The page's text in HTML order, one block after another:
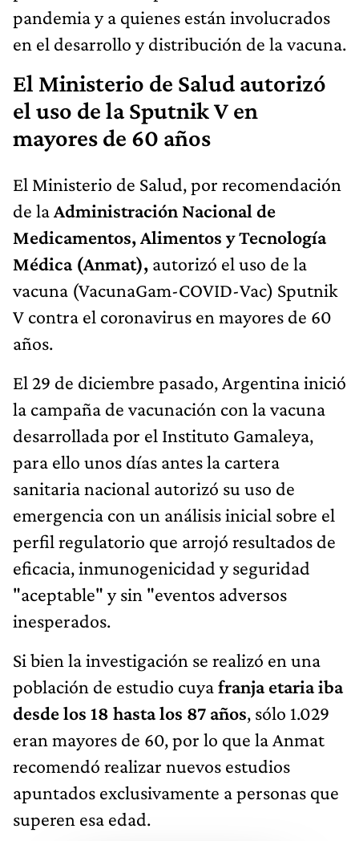
pandemia y a quienes están involucrados
en el desarrollo y distribución de la vacuna.
El Ministerio de Salud autorizó
el uso de la Sputnik V en
mayores de 60 años
El Ministerio de Salud, por recomendación
de laAdministración Nacional de
Medicamentos, Alimentos y Tecnología
Médica (Anmat), autorizó el uso de la
vacuna (VacunaGam-COVID-Vac) Sputnik
V contra el coronavirus en mayores de 60
años.
El 29 de diciembre pasado, Argentina inició
la campaña de vacunación con la vacuna
desarrollada por el Instituto Gamaleya,
para ello unos días antes la cartera
sanitaria nacional autorizó su uso de
emergencia con un análisis inicial sobre el
perfil regulatorio que arrojó resultados de
eficacia, inmunogenicidad y seguridad
"aceptable" y sin "eventos adversos
inesperados.
Si bien la investigación se realizó en una
población de estudio cuyafranja etaria iba
desde los 18 hasta los 87 años, sólo 1.029
eran mayores de 60, por lo que la Anmat
recomendó realizar nuevos estudios
apuntados exclusivamente a personas que
superen esa edad.